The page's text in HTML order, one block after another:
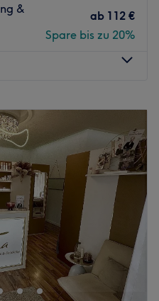
&
ab 112 €
Spare bis zu 20%
10:00–20:00
10:00–20:00
10:00 –20:00
10:00 –
13:30
18:00 – 21:30
luxuriöses Kosmetikstudio
moderne
Treatments. Der
strahlender Haut